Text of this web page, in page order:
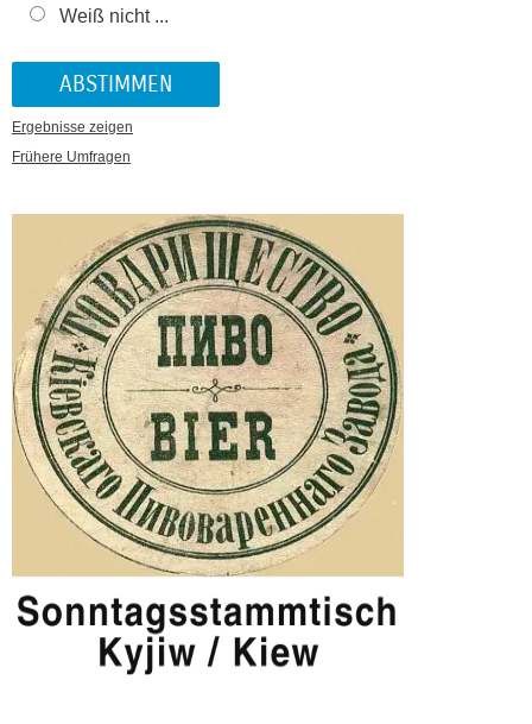
Weiß nicht ...
Ergebnisse zeigen
Frühere Umfragen